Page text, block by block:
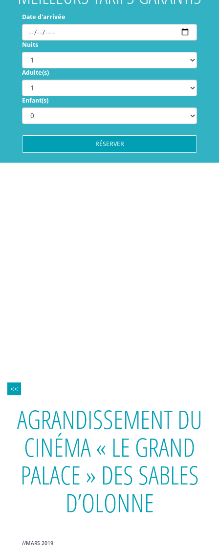
Date d'arrivée
Nuits
Adulte(s)
Enfant(s)
<<
AGRANDISSEMENT DU
CINÉMA « LE GRAND
PALACE » DES SABLES
D’OLONNE
//MARS 2019